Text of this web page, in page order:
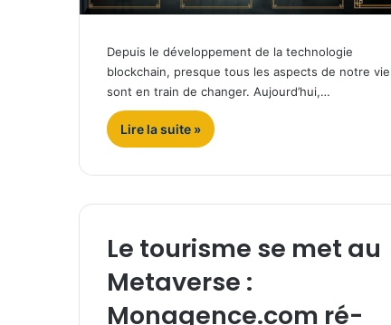
Depuis le développement de la technologie
blockchain, presque tous les aspects de notre vie
sont en train de changer. Aujourd’hui,…
Lire la suite »
Le tourisme se met au
Metaverse :
Monagence.com ré-